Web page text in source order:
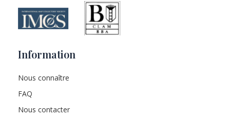
Information
Nous connaître
FAQ
Nous contacter